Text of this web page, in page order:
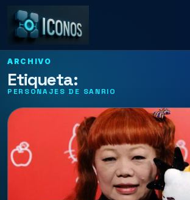
ARCHIVO
Etiqueta:
PERSONAJES DE SANRIO